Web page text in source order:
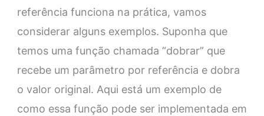
referência funciona na prática, vamos
considerar alguns exemplos. Suponha que
temos uma função chamada “dobrar” que
recebe um parâmetro por referência e dobra
o valor original. Aqui está um exemplo de
como essa função pode ser implementada em